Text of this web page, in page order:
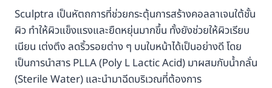
Sculptra เป็นหัตถการที่ช่วยกระตุ้นการสร้างคอลลาเจนใต้ชั้น
ผิว ทำให้ผิวแข็งแรงและยืดหยุ่นมากขึ้น ทั้งยังช่วยให้ผิวเรียบ
เนียน เต่งตึง ลดริ้วรอยต่าง ๆ บนใบหน้าได้เป็นอย่างดี โดย
เป็นการนำสาร PLLA (Poly L Lactic Acid) มาผสมกับน้ำกลั่น
(Sterile Water) และนำมาฉีดบริเวณที่ต้องการ